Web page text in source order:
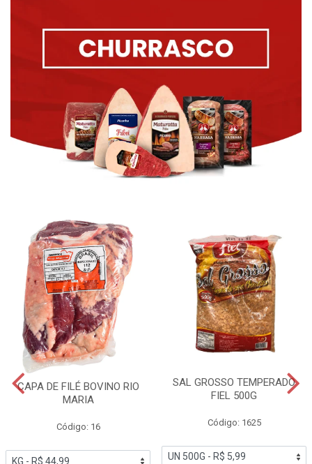
CAPA DE FILÉ BOVINO RIO
MARIA
Código: 16
SAL GROSSO TEMPERADO
FIEL 500G
Código: 1625